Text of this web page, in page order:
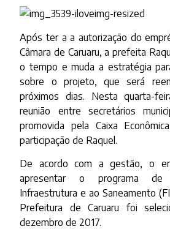
Após ter a a autorização do
Câmara de Caruaru, a prefeita
o tempo e muda a estratégia
sobre o projeto, que será
próximos dias. Nesta quarta-
reunião entre secretários
promovida pela Caixa
participação de Raquel.
De acordo com a gestão, o
apresentar o programa de
Infraestrutura e ao Saneamento
Prefeitura de Caruaru foi
dezembro de 2017.